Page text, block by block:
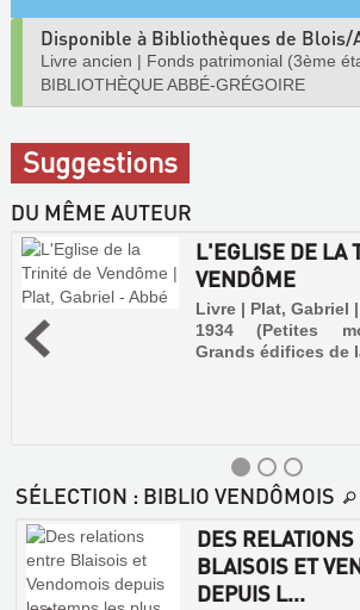
Disponible à Bibliothèques de Blois/
Livre ancien | Fonds patrimonial (3ème
BIBLIOTHÈQUE ABBÉ-GRÉGOIRE
Suggestions
DU MÊME AUTEUR
L'EGLISE DE LA
VENDÔME
Livre | Plat, Gabriel
1934 (Petites
Grands édifices de
SÉLECTION : BIBLIO VENDÔMOIS
DES
BLAISOIS ET
DEPUIS L...